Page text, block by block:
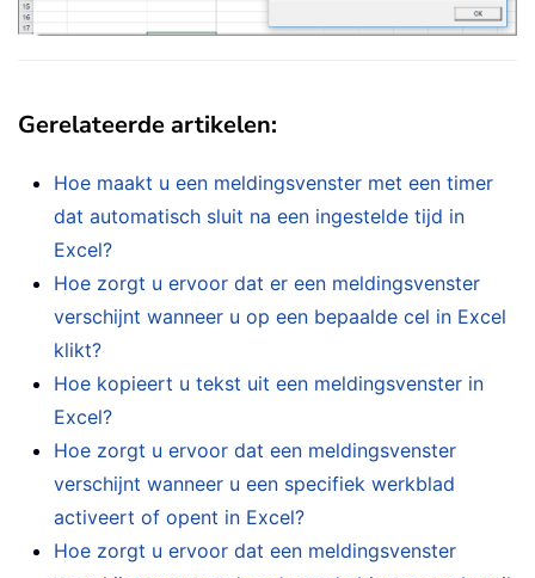
Gerelateerde artikelen:
Hoe maakt u een meldingsvenster met een timer
dat automatisch sluit na een ingestelde tijd in
Excel?
Hoe zorgt u ervoor dat er een meldingsvenster
verschijnt wanneer u op een bepaalde cel in Excel
klikt?
Hoe kopieert u tekst uit een meldingsvenster in
Excel?
Hoe zorgt u ervoor dat een meldingsvenster
verschijnt wanneer u een specifiek werkblad
activeert of opent in Excel?
Hoe zorgt u ervoor dat een meldingsvenster